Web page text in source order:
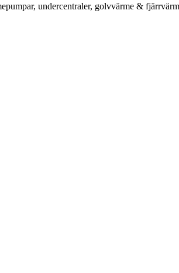
undercentraler, golvvärme &